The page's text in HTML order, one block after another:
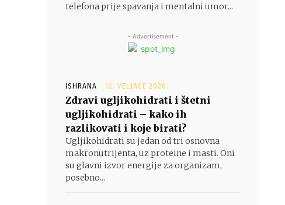
telefona prije spavanja i mentalni umor...
- Advertisement -
ISHRANA 12. VELJAČE 2026.
Zdravi ugljikohidrati i štetni
ugljikohidrati – kako ih
razlikovati i koje birati?
Ugljikohidrati su jedan od tri osnovna
makronutrijenta, uz proteine i masti. Oni
su glavni izvor energije za organizam,
posebno...